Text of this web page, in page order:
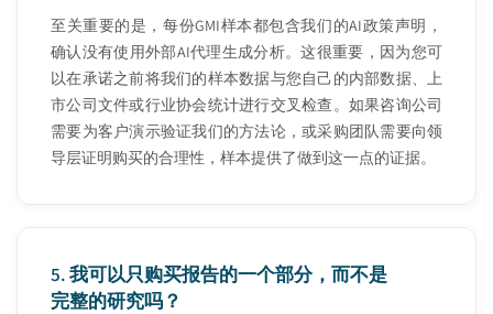
至关重要的是，每份GMI样本都包含我们的AI政策声明，
确认没有使用外部AI代理生成分析。这很重要，因为您可
以在承诺之前将我们的样本数据与您自己的内部数据、上
市公司文件或行业协会统计进行交叉检查。如果咨询公司
需要为客户演示验证我们的方法论，或采购团队需要向领
导层证明购买的合理性，样本提供了做到这一点的证据。
5.我可以只购买报告的一个部分，而不是
完整的研究吗？